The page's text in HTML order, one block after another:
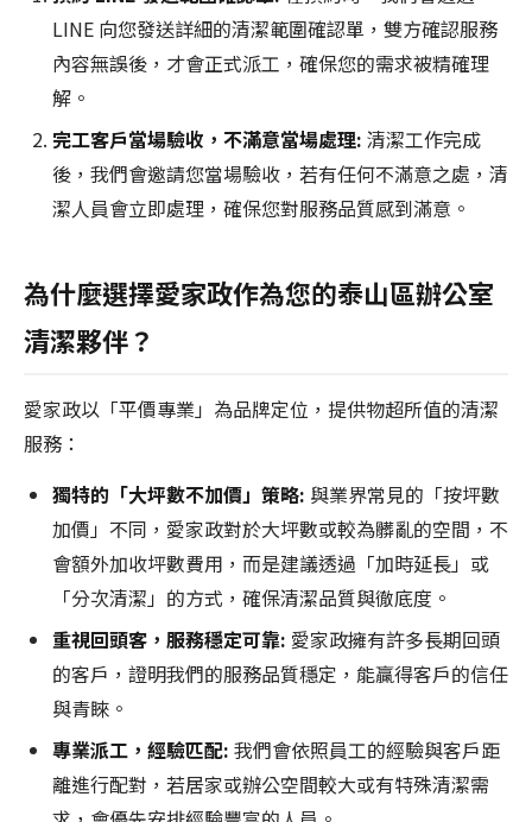
LINE 向您發送詳細的清潔範圍確認單，雙方確認服務
內容無誤後，才會正式派工，確保您的需求被精確理
解。
完工客戶當場驗收，不滿意當場處理: 清潔工作完成
後，我們會邀請您當場驗收，若有任何不滿意之處，清
潔人員會立即處理，確保您對服務品質感到滿意。
為什麼選擇愛家政作為您的泰山區辦公室
清潔夥伴？
愛家政以「平價專業」為品牌定位，提供物超所值的清潔
服務：
獨特的「大坪數不加價」策略: 與業界常見的「按坪數
加價」不同，愛家政對於大坪數或較為髒亂的空間，不
會額外加收坪數費用，而是建議透過「加時延長」或
「分次清潔」的方式，確保清潔品質與徹底度。
重視回頭客，服務穩定可靠: 愛家政擁有許多長期回頭
的客戶，證明我們的服務品質穩定，能贏得客戶的信任
與青睞。
專業派工，經驗匹配: 我們會依照員工的經驗與客戶距
離進行配對，若居家或辦公空間較大或有特殊清潔需